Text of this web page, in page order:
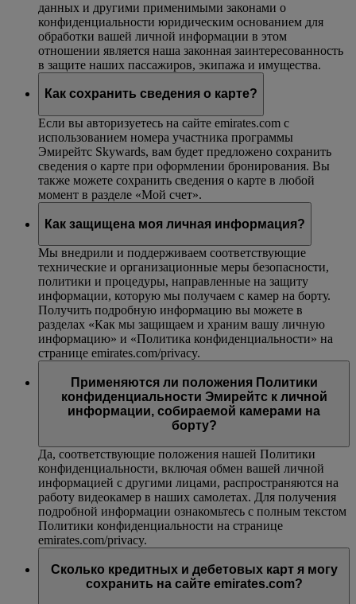
данных и другими применимыми законами о
конфиденциальности юридическим основанием для
обработки вашей личной информации в этом
отношении является наша законная заинтересованность
в защите наших пассажиров, экипажа и имущества.
Как сохранить сведения о карте?
Если вы авторизуетесь на сайте emirates.com с
использованием номера участника программы
Эмирейтс Skywards, вам будет предложено сохранить
сведения о карте при оформлении бронирования. Вы
также можете сохранить сведения о карте в любой
момент в разделе «Мой счет».
Как защищена моя личная информация?
Мы внедрили и поддерживаем соответствующие
технические и организационные меры безопасности,
политики и процедуры, направленные на защиту
информации, которую мы получаем с камер на борту.
Получить подробную информацию вы можете в
разделах «Как мы защищаем и храним вашу личную
информацию» и «Политика конфиденциальности» на
странице emirates.com/privacy.
Применяются ли положения Политики
конфиденциальности Эмирейтс к личной
информации, собираемой камерами на
борту?
Да, соответствующие положения нашей Политики
конфиденциальности, включая обмен вашей личной
информацией с другими лицами, распространяются на
работу видеокамер в наших самолетах. Для получения
подробной информации ознакомьтесь с полным текстом
Политики конфиденциальности на странице
emirates.com/privacy.
Сколько кредитных и дебетовых карт я могу
сохранить на сайте emirates.com?